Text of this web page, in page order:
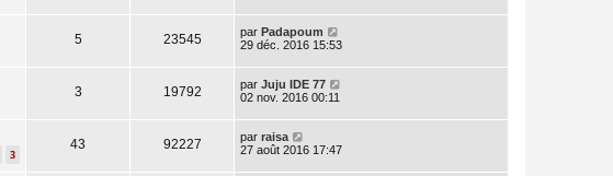
5 23545 par Padapoum
29 déc. 2016 15:53
3 19792 par Juju IDE 77
02 nov. 2016 00:11
3
43 92227 par raisa
27 août 2016 17:47